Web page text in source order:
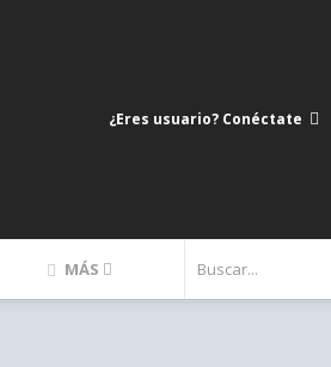
¿Eres usuario? Conéctate
MÁS